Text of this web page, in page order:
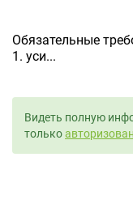
Обязательные
1. уси...
Видеть полную
только